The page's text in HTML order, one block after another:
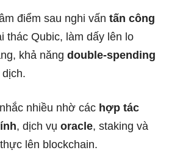
điểm sau nghi vấn tấn công
thác Qubic, làm dấy lên lo
khả năng double-spending
nhiều nhờ các hợp tác
, dịch vụ oracle, staking và
lên blockchain.